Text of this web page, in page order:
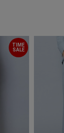
TIME
SALE